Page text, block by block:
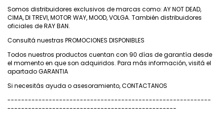
Somos distribuidores exclusivos de marcas como: AY NOT DEAD,
CIMA, DI TREVI, MOTOR WAY, MOOD, VOLGA. También distribuidores
oficiales de RAY BAN.
Consultá nuestras PROMOCIONES DISPONIBLES
Todos nuestros productos cuentan con 90 días de garantía desde
el momento en que son adquiridos. Para más información, visitá el
apartadoGARANTIA
Si necesitás ayuda o asesoramiento,CONTACTANOS
-----------------------------------------------------------
-------------------------------------------------